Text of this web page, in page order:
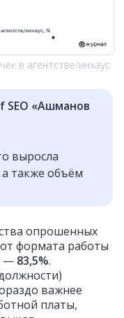
в агентстве/инхаус
SEO «Ашманов
выросла
а также объём
опрошенных
формата работы
— 83,5%.
важнее
платы,